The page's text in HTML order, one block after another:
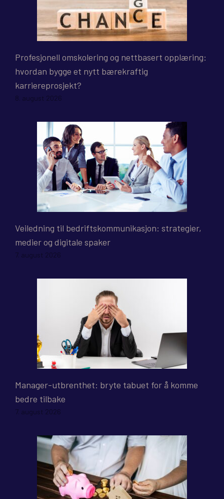
Profesjonell omskolering og nettbasert opplæring:
hvordan bygge et nytt bærekraftig
karriereprosjekt?
8. august 2026
Veiledning til bedriftskommunikasjon: strategier,
medier og digitale spaker
7. august 2026
Manager-utbrenthet: bryte tabuet for å komme
bedre tilbake
7. august 2026